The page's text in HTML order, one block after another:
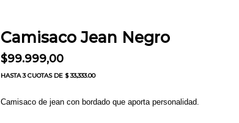
Camisaco Jean Negro
$99.999,00
HASTA3 CUOTASDE $ 33,333.00
Camisaco de jean con bordado que aporta personalidad.